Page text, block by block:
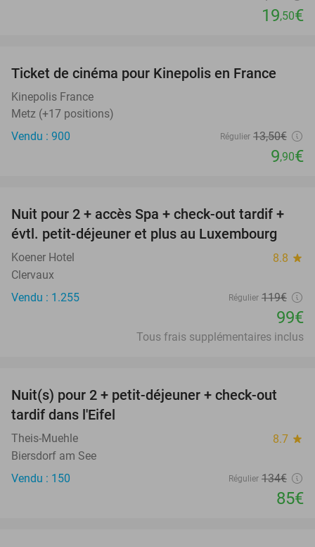
19,50€
27%
OUT
Ticket de cinéma pour Kinepolis en France
Kinepolis France
Metz (+17 positions)
Vendu : 900
Régulier 13,50€
9,90€
17%
Nuit pour 2 + accès Spa + check-out tardif +
évtl. petit-déjeuner et plus au Luxembourg
Koener Hotel 8.8 star
Clervaux
Vendu : 1.255
Régulier 119€
99€
Tous frais supplémentaires inclus
37%
Nuit(s) pour 2 + petit-déjeuner + check-out
tardif dans l'Eifel
Theis-Muehle 8.7 star
Biersdorf am See
Vendu : 150
Régulier 134€
85€